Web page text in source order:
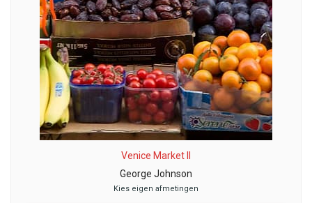
Venice Market II
George Johnson
Kies eigen afmetingen